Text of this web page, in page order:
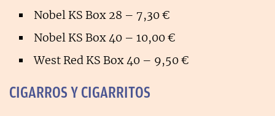
Nobel KS Box 28 – 7,30 €
Nobel KS Box 40 – 10,00 €
West Red KS Box 40 – 9,50 €
CIGARROS Y CIGARRITOS